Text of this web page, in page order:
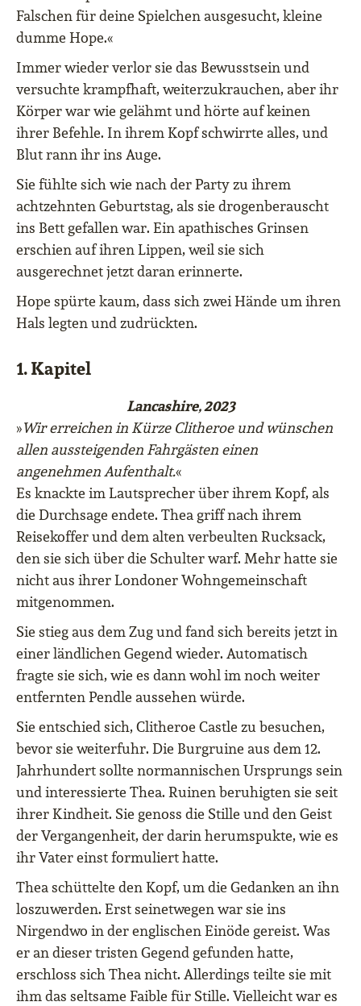
Falschen für deine Spielchen ausgesucht, kleine
dumme Hope.«
Immer wieder verlor sie das Bewusstsein und
versuchte krampfhaft, weiterzukrauchen, aber ihr
Körper war wie gelähmt und hörte auf keinen
ihrer Befehle. In ihrem Kopf schwirrte alles, und
Blut rann ihr ins Auge.
Sie fühlte sich wie nach der Party zu ihrem
achtzehnten Geburtstag, als sie drogenberauscht
ins Bett gefallen war. Ein apathisches Grinsen
erschien auf ihren Lippen, weil sie sich
ausgerechnet jetzt daran erinnerte.
Hope spürte kaum, dass sich zwei Hände um ihren
Hals legten und zudrückten.
1. Kapitel
Lancashire, 2023
»Wir erreichen in Kürze Clitheroe und wünschen
allen aussteigenden Fahrgästen einen
angenehmen Aufenthalt.«
Es knackte im Lautsprecher über ihrem Kopf, als
die Durchsage endete. Thea griff nach ihrem
Reisekoffer und dem alten verbeulten Rucksack,
den sie sich über die Schulter warf. Mehr hatte sie
nicht aus ihrer Londoner Wohngemeinschaft
mitgenommen.
Sie stieg aus dem Zug und fand sich bereits jetzt in
einer ländlichen Gegend wieder. Automatisch
fragte sie sich, wie es dann wohl im noch weiter
entfernten Pendle aussehen würde.
Sie entschied sich, Clitheroe Castle zu besuchen,
bevor sie weiterfuhr. Die Burgruine aus dem 12.
Jahrhundert sollte normannischen Ursprungs sein
und interessierte Thea. Ruinen beruhigten sie seit
ihrer Kindheit. Sie genoss die Stille und den Geist
der Vergangenheit, der darin herumspukte, wie es
ihr Vater einst formuliert hatte.
Thea schüttelte den Kopf, um die Gedanken an ihn
loszuwerden. Erst seinetwegen war sie ins
Nirgendwo in der englischen Einöde gereist. Was
er an dieser tristen Gegend gefunden hatte,
erschloss sich Thea nicht. Allerdings teilte sie mit
ihm das seltsame Faible für Stille. Vielleicht war es